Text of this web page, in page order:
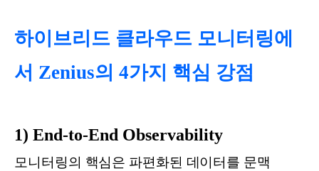
하이브리드 클라우드 모니터링에
서 Zenius의 4가지 핵심 강점
1) End-to-End Observability
모니터링의 핵심은 파편화된 데이터를 문맥